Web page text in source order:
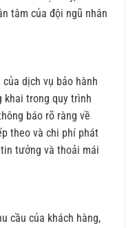
tâm của đội ngũ nhân
dịch vụ bảo hành
khai trong quy trình
báo rõ ràng về
theo và chi phí phát
tưởng và thoải mái
cầu của khách hàng,